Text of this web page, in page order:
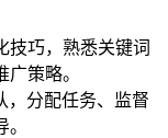
技巧，熟悉关键词
策略。
，分配任务、监督